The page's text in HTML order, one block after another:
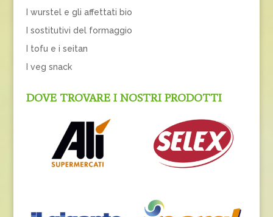
I wurstel e gli affettati bio
I sostitutivi del formaggio
I tofu e i seitan
I veg snack
DOVE TROVARE I NOSTRI PRODOTTI